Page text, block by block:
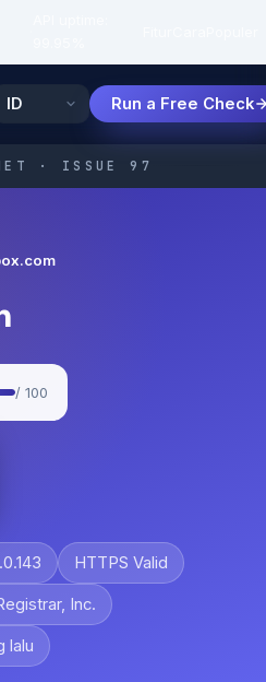
Run a Free Check
· ISSUE 97
/ 100
HTTPS Valid
Inc.
lalu